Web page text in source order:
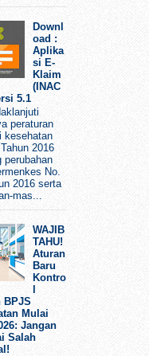
Downl
oad :
Aplika
si E-
Klaim
(INAC
5.1
peraturan
kesehatan
2016
perubahan
No.
2016 serta
mas...
WAJIB
TAHU!
Aturan
Baru
Kontro
l
BPJS
Mulai
Jangan
Salah